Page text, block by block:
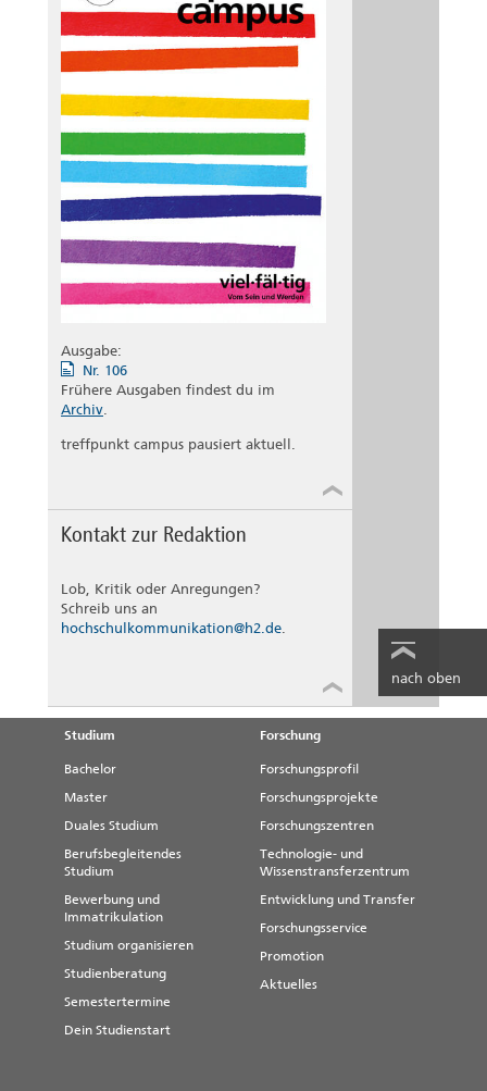
Ausgabe:
Nr. 106
Frühere Ausgaben findest du im
Archiv.
treffpunkt campus pausiert aktuell.
Kontakt zur Redaktion
Lob, Kritik oder Anregungen?
Schreib uns an
hochschulkommunikation@h2.de.
nach oben
Studium
Bachelor
Master
Duales Studium
Berufsbegleitendes
Studium
Bewerbung und
Immatrikulation
Studium organisieren
Studienberatung
Semestertermine
Dein Studienstart
Forschung
Forschungsprofil
Forschungsprojekte
Forschungszentren
Technologie- und
Wissenstransferzentrum
Entwicklung und Transfer
Forschungsservice
Promotion
Aktuelles